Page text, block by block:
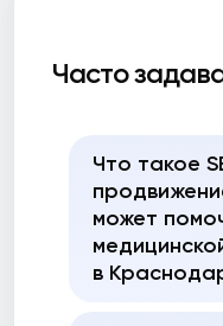
Часто
Что такое
может
в